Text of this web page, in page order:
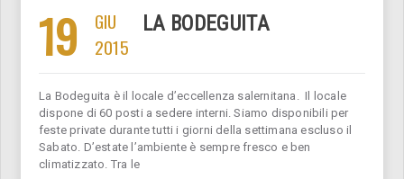
19
GIU
2015
LA BODEGUITA
La Bodeguita è il locale d’eccellenza salernitana. Il locale
dispone di 60 posti a sedere interni. Siamo disponibili per
feste private durante tutti i giorni della settimana escluso il
Sabato. D’estate l’ambiente è sempre fresco e ben
climatizzato. Tra le